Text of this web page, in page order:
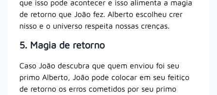
que isso pode acontecer e isso alimenta a magia
de retorno que João fez. Alberto escolheu crer
nisso e o universo respeita nossas crenças.
5. Magia de retorno
Caso João descubra que quem enviou foi seu
primo Alberto, João pode colocar em seu feitiço
de retorno os erros cometidos por seu primo